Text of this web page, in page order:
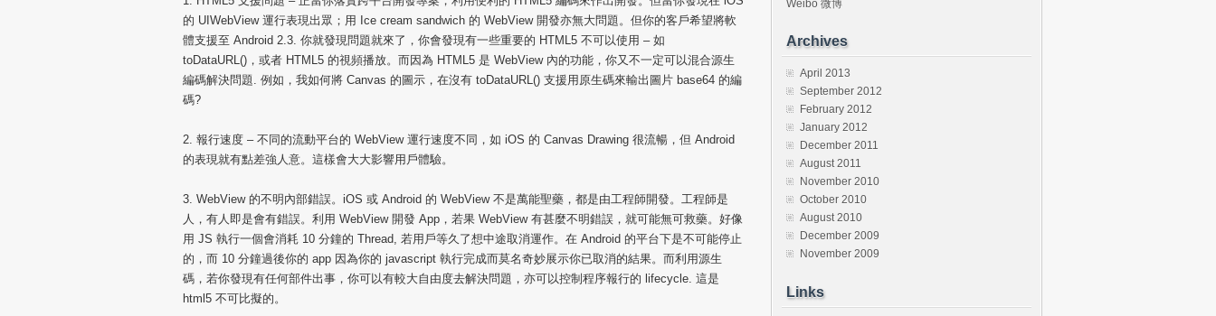
的 UIWebView 運行表現出眾；用 Ice cream sandwich 的 WebView 開發亦無大問題。但你的客戶希望將軟
體支援至 Android 2.3. 你就發現問題就來了，你會發現有一些重要的 HTML5 不可以使用 – 如
toDataURL()，或者 HTML5 的視頻播放。而因為 HTML5 是 WebView 內的功能，你又不一定可以混合源生
編碼解決問題. 例如，我如何將 Canvas 的圖示，在沒有 toDataURL() 支援用原生碼來輸出圖片 base64 的編
碼?
2. 報行速度 – 不同的流動平台的 WebView 運行速度不同，如 iOS 的 Canvas Drawing 很流暢，但 Android
的表現就有點差強人意。這樣會大大影響用戶體驗。
3. WebView 的不明內部錯誤。iOS 或 Android 的 WebView 不是萬能聖藥，都是由工程師開發。工程師是
人，有人即是會有錯誤。利用 WebView 開發 App，若果 WebView 有甚麼不明錯誤，就可能無可救藥。好像
用 JS 執行一個會消耗 10 分鐘的 Thread, 若用戶等久了想中途取消運作。在 Android 的平台下是不可能停止
的，而 10 分鐘過後你的 app 因為你的 javascript 執行完成而莫名奇妙展示你已取消的結果。而利用源生
碼，若你發現有任何部件出事，你可以有較大自由度去解決問題，亦可以控制程序報行的 lifecycle. 這是
html5 不可比擬的。
Weibo 微博
Archives
April 2013
September 2012
February 2012
January 2012
December 2011
August 2011
November 2010
October 2010
August 2010
December 2009
November 2009
Links